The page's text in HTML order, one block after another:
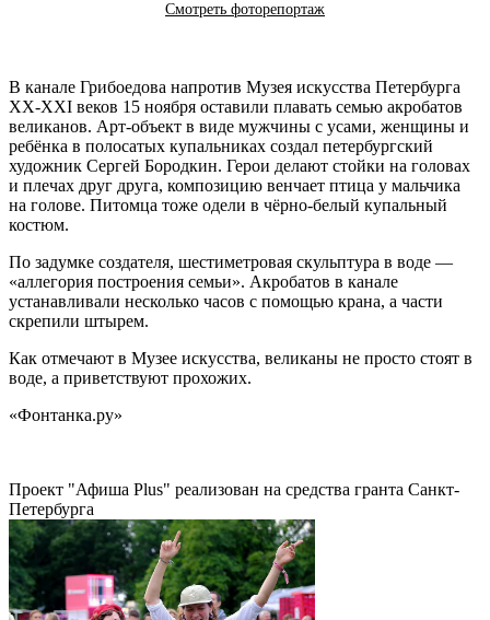
Смотреть фоторепортаж
В канале Грибоедова напротив Музея искусства Петербурга
ХХ-ХХI веков 15 ноября оставили плавать семью акробатов
великанов. Арт-объект в виде мужчины с усами, женщины и
ребёнка в полосатых купальниках создал петербургский
художник Сергей Бородкин. Герои делают стойки на головах
и плечах друг друга, композицию венчает птица у мальчика
на голове. Питомца тоже одели в чёрно-белый купальный
костюм.
По задумке создателя, шестиметровая скульптура в воде —
«аллегория построения семьи». Акробатов в канале
устанавливали несколько часов с помощью крана, а части
скрепили штырем.
Как отмечают в Музее искусства, великаны не просто стоят в
воде, а приветствуют прохожих.
«Фонтанка.ру»
Проект "Афиша Plus" реализован на средства гранта Санкт-
Петербурга